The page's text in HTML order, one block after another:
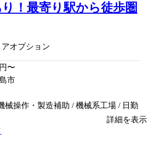
！最寄り駅から徒歩圏
オプション
円〜
市
械操作・製造補助 / 機械系工場 / 日勤
詳細を表示